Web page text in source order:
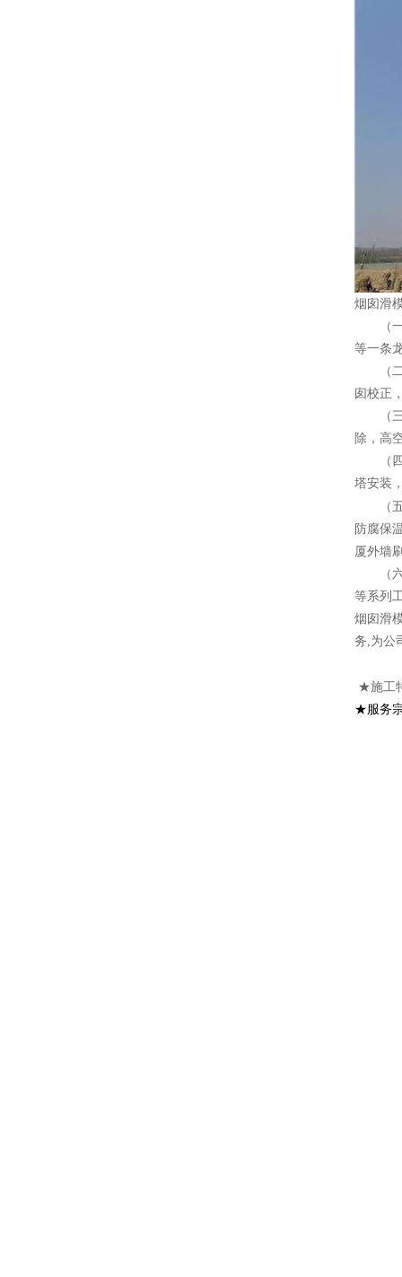
烟囱滑
（一
等一条
（二
囱校正
（三
除，高
（四
塔安装
（五
防腐保
厦外墙
（六
等系列
烟囱滑
务,为公
★施工
★服务